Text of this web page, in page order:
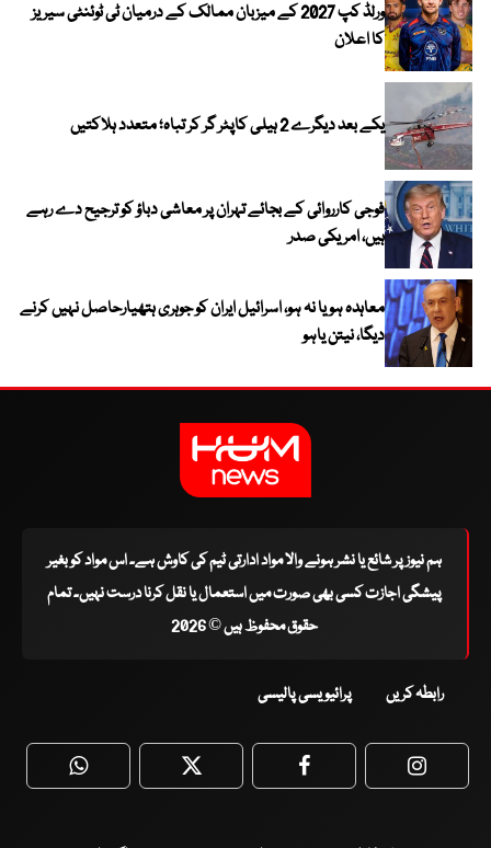
ورلڈ کپ 2027 کے میزبان ممالک کے درمیان ٹی ٹوئنٹی سیریز
کا اعلان
یکے بعد دیگرے 2 ہیلی کاپٹر گر کر تباہ؛ متعدد ہلاکتیں
فوجی کارروائی کے بجائے تہران پر معاشی دباؤ کو ترجیح دے رہے
ہیں، امریکی صدر
معاہدہ ہو یا نہ ہو، اسرائیل ایران کو جوہری ہتھیارحاصل نہیں کرنے
دیگا، نیتن یاہو
ہم نیوز پر شائع یا نشر ہونے والا مواد ادارتی ٹیم کی کاوش ہے۔ اس مواد کو بغیر
پیشگی اجازت کسی بھی صورت میں استعمال یا نقل کرنا درست نہیں۔ تمام
حقوق محفوظ ہیں © 2026
رابطہ کریں پرائیویسی پالیسی
WhatsApp Twitter Facebook